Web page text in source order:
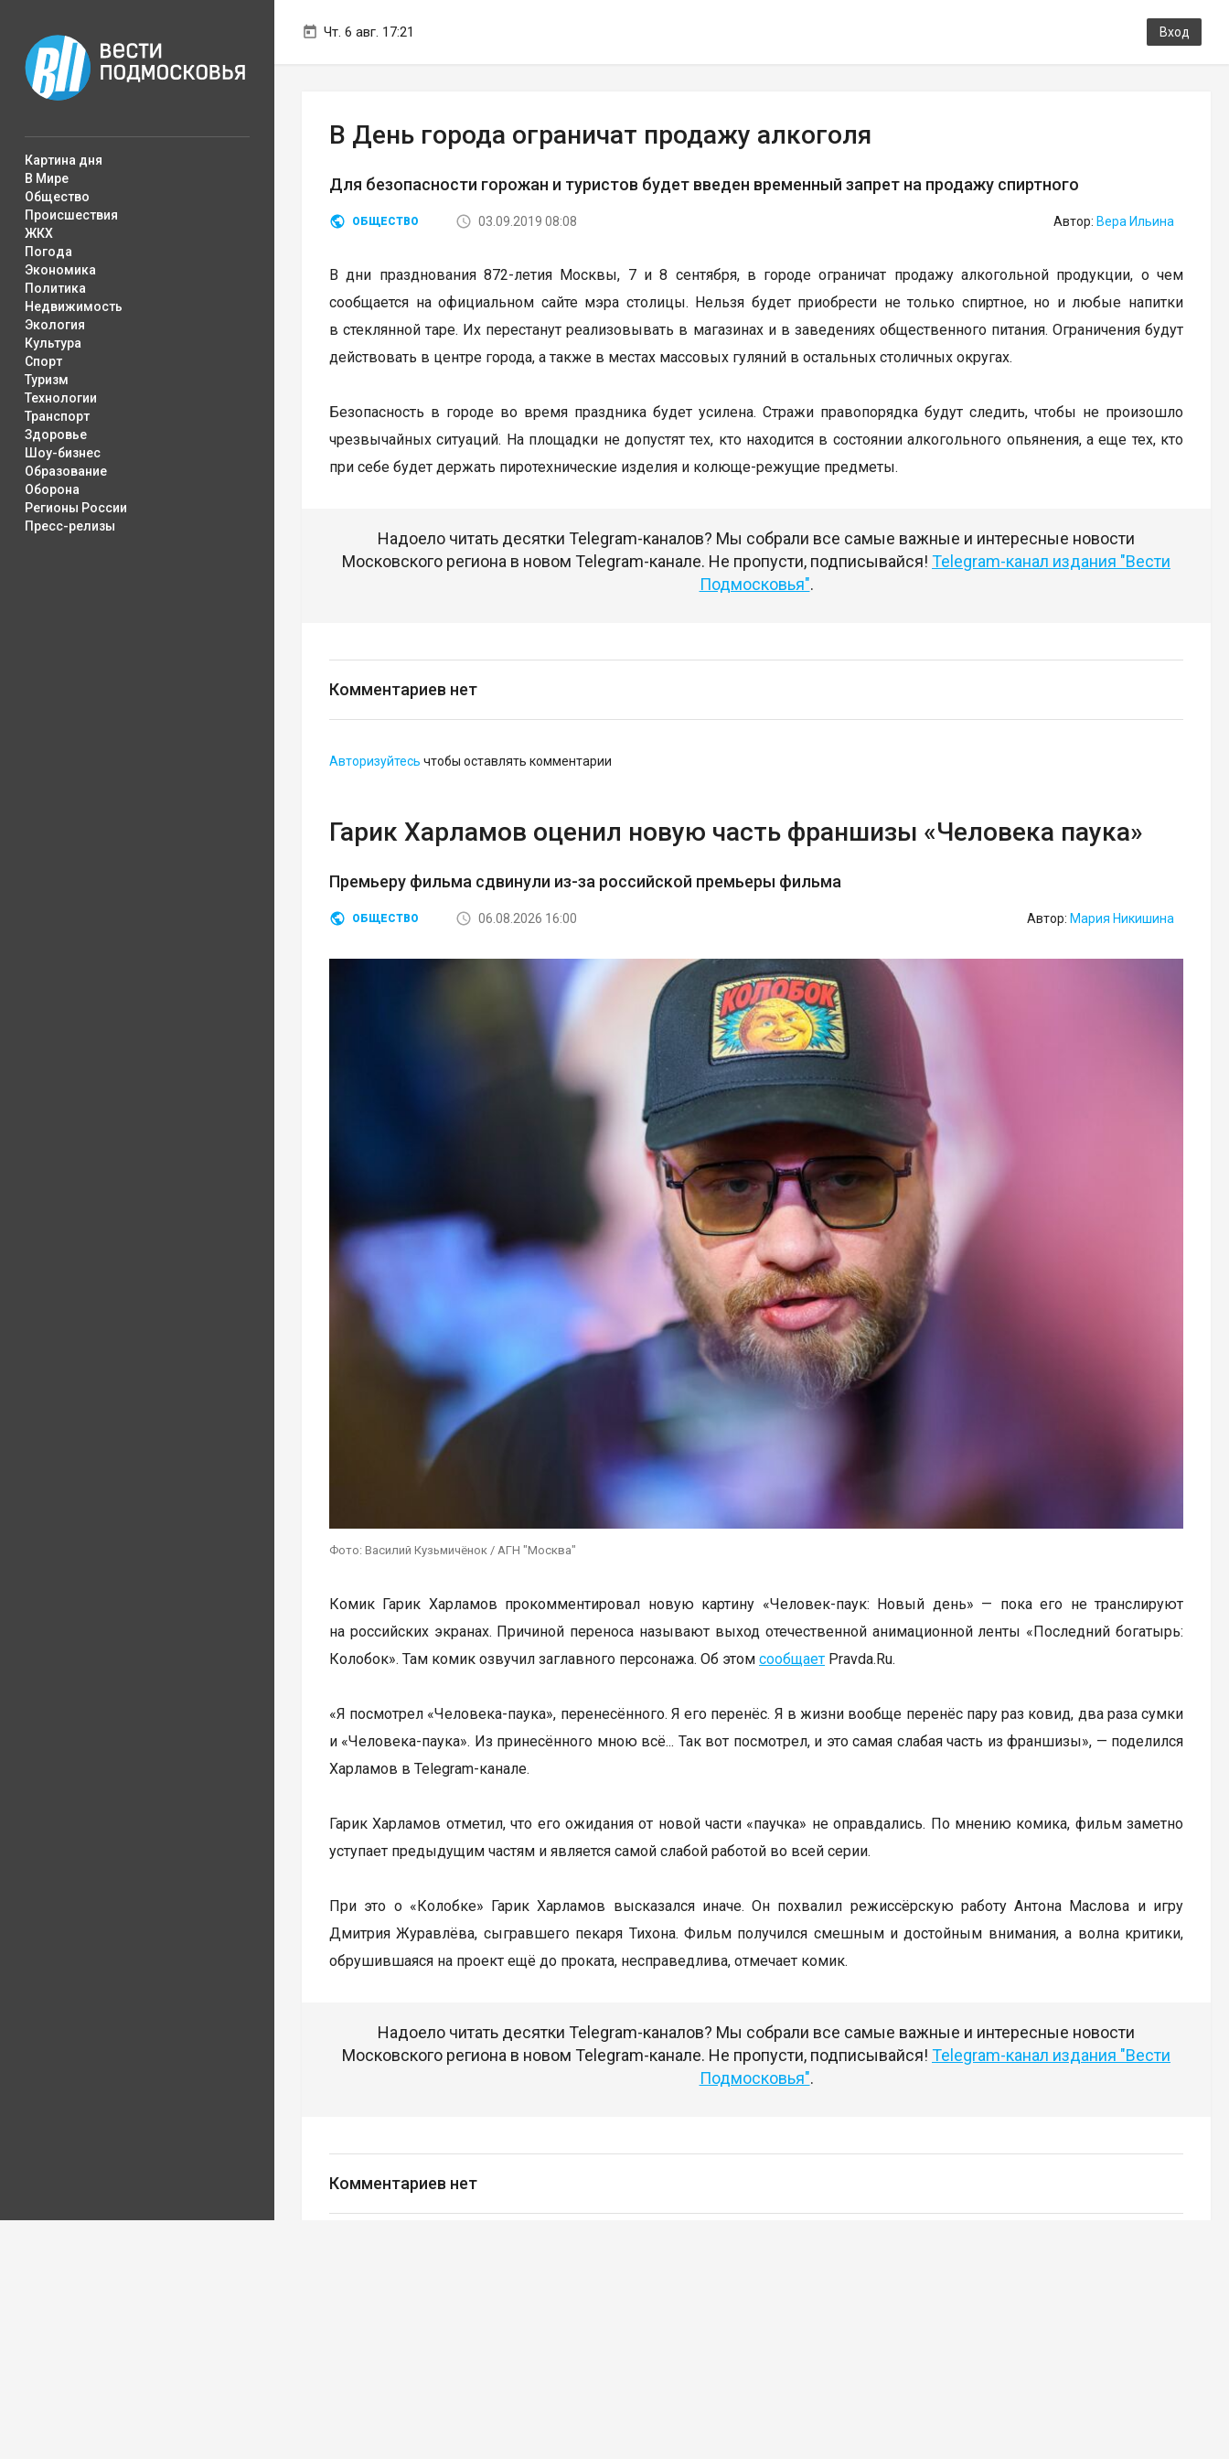
Чт. 6 авг. 17:21 Вход
Картина дня
В Мире
Общество
Происшествия
ЖКХ
Погода
Экономика
Политика
Недвижимость
Экология
Культура
Спорт
Туризм
Технологии
Транспорт
Здоровье
Шоу-бизнес
Образование
Оборона
Регионы России
Пресс-релизы
В День города ограничат продажу алкоголя
Для безопасности горожан и туристов будет введен временный запрет на продажу спиртного
ОБЩЕСТВО 03.09.2019 08:08 Автор: Вера Ильина
В дни празднования 872-летия Москвы, 7 и 8 сентября, в городе ограничат продажу алкогольной продукции, о чем
сообщается на официальном сайте мэра столицы. Нельзя будет приобрести не только спиртное, но и любые напитки
в стеклянной таре. Их перестанут реализовывать в магазинах и в заведениях общественного питания. Ограничения будут
действовать в центре города, а также в местах массовых гуляний в остальных столичных округах.
Безопасность в городе во время праздника будет усилена. Стражи правопорядка будут следить, чтобы не произошло
чрезвычайных ситуаций. На площадки не допустят тех, кто находится в состоянии алкогольного опьянения, а еще тех, кто
при себе будет держать пиротехнические изделия и колюще-режущие предметы.
Надоело читать десятки Telegram-каналов? Мы собрали все самые важные и интересные новости
Московского региона в новом Telegram-канале. Не пропусти, подписывайся! Telegram-канал издания "Вести
Подмосковья".
Комментариев нет
Авторизуйтесь чтобы оставлять комментарии
Гарик Харламов оценил новую часть франшизы «Человека паука»
Премьеру фильма сдвинули из-за российской премьеры фильма
ОБЩЕСТВО 06.08.2026 16:00 Автор: Мария Никишина
Фото: Василий Кузьмичёнок / АГН "Москва"
Комик Гарик Харламов прокомментировал новую картину «Человек-паук: Новый день» — пока его не транслируют
на российских экранах. Причиной переноса называют выход отечественной анимационной ленты «Последний богатырь:
Колобок». Там комик озвучил заглавного персонажа. Об этом сообщает Pravda.Ru.
«Я посмотрел «Человека-паука», перенесённого. Я его перенёс. Я в жизни вообще перенёс пару раз ковид, два раза сумки
и «Человека-паука». Из принесённого мною всё... Так вот посмотрел, и это самая слабая часть из франшизы», — поделился
Харламов в Telegram-канале.
Гарик Харламов отметил, что его ожидания от новой части «паучка» не оправдались. По мнению комика, фильм заметно
уступает предыдущим частям и является самой слабой работой во всей серии.
При это о «Колобке» Гарик Харламов высказался иначе. Он похвалил режиссёрскую работу Антона Маслова и игру
Дмитрия Журавлёва, сыгравшего пекаря Тихона. Фильм получился смешным и достойным внимания, а волна критики,
обрушившаяся на проект ещё до проката, несправедлива, отмечает комик.
Надоело читать десятки Telegram-каналов? Мы собрали все самые важные и интересные новости
Московского региона в новом Telegram-канале. Не пропусти, подписывайся! Telegram-канал издания "Вести
Подмосковья".
Комментариев нет